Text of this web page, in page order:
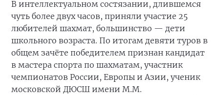
В интеллектуальном состязании, длившемся
чуть более двух часов, приняли участие 25
любителей шахмат, большинство — дети
школьного возраста. По итогам девяти туров в
общем зачёте победителем признан кандидат
в мастера спорта по шахматам, участник
чемпионатов России, Европы и Азии, ученик
московской ДЮСШ имени М.М.